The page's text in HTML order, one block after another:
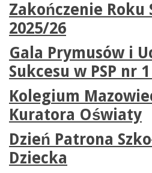
Zakończenie Roku
2025/26
Gala Prymusów i
Sukcesu w PSP nr
Kolegium
Kuratora Oświaty
Dzień Patrona
Dziecka